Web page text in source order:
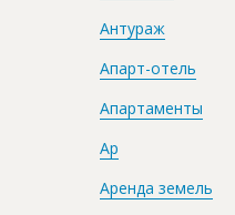
Антураж
Апарт-отель
Апартаменты
Ар
Аренда земель